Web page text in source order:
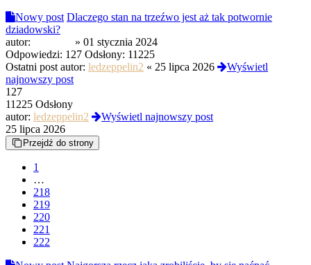
Nowy post Dlaczego stan na trzeźwo jest aż tak potwornie
dziadowski?
autor:
» 01 stycznia 2024
Odpowiedzi: 127 Odsłony: 11225
Ostatni post autor: ledzeppelin2 « 25 lipca 2026
Wyświetl
najnowszy post
127
11225 Odsłony
autor: ledzeppelin2
Wyświetl najnowszy post
25 lipca 2026
Przejdź do strony
1
…
218
219
220
221
222